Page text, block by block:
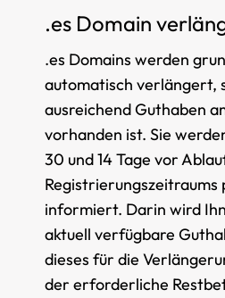
.es Domain
.es Domains werden
automatisch verlängert,
ausreichend Guthaben
vorhanden ist. Sie
30 und 14 Tage vor
Registrierungszeitraums
informiert. Darin wird
aktuell verfügbare
dieses für die
der erforderliche